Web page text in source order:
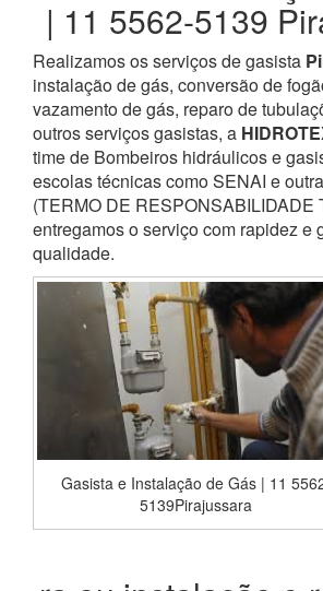
| 11 5562-5139
Realizamos os serviços de gasista
instalação de gás, conversão de
vazamento de gás, reparo de
outros serviços gasistas, a
time de Bombeiros hidráulicos e
escolas técnicas como SENAI e
(TERMO DE RESPONSABILIDADE
entregamos o serviço com rapidez e
qualidade.
Gasista e Instalação de Gás | 11
5139Pirajussara